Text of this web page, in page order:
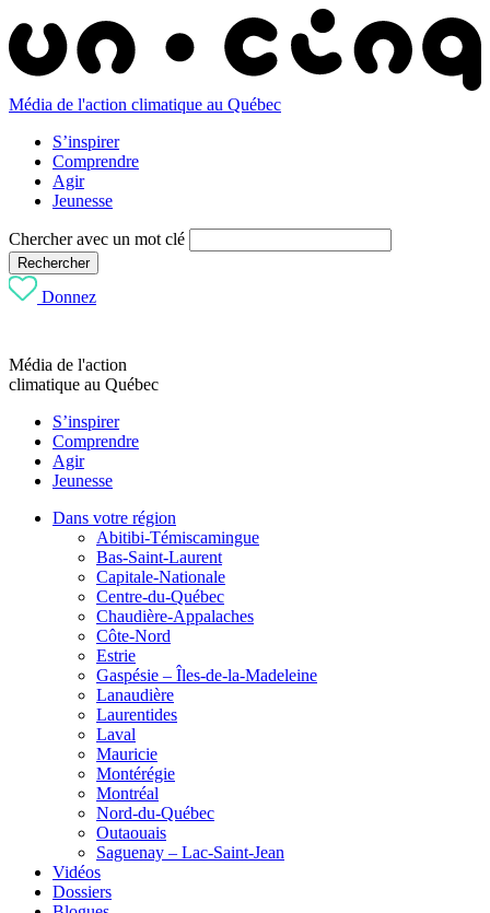
Média de l'action climatique au Québec
S’inspirer
Comprendre
Agir
Jeunesse
Chercher avec un mot clé
Rechercher
Donnez
Média de l'action
climatique au Québec
S’inspirer
Comprendre
Agir
Jeunesse
Dans votre région
Abitibi-Témiscamingue
Bas-Saint-Laurent
Capitale-Nationale
Centre-du-Québec
Chaudière-Appalaches
Côte-Nord
Estrie
Gaspésie – Îles-de-la-Madeleine
Lanaudière
Laurentides
Laval
Mauricie
Montérégie
Montréal
Nord-du-Québec
Outaouais
Saguenay – Lac-Saint-Jean
Vidéos
Dossiers